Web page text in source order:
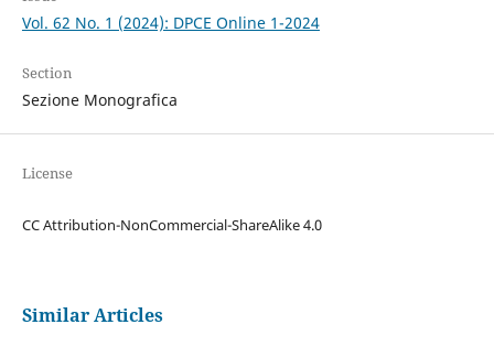
Vol. 62 No. 1 (2024): DPCE Online 1-2024
Section
Sezione Monografica
License
CC Attribution-NonCommercial-ShareAlike 4.0
Similar Articles